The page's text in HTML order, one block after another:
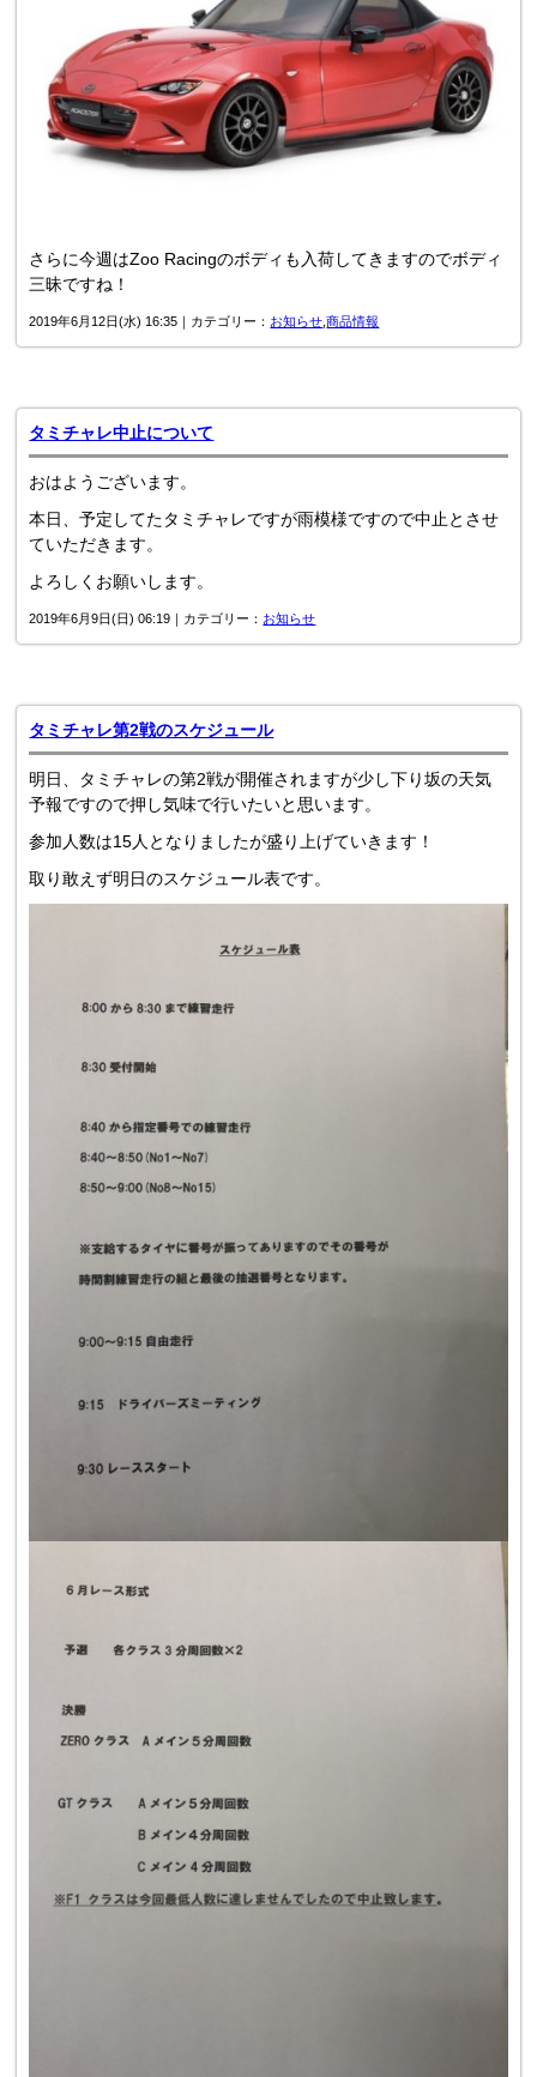
さらに今週はZoo Racingのボディも入荷してきますのでボディ
三昧ですね！
2019年6月12日(水) 16:35｜カテゴリー： お知らせ ,商品情報
タミチャレ中止について
おはようございます。
本日、予定してたタミチャレですが雨模様ですので中止とさせ
ていただきます。
よろしくお願いします。
2019年6月9日(日) 06:19｜カテゴリー： お知らせ
タミチャレ第2戦のスケジュール
明日、タミチャレの第2戦が開催されますが少し下り坂の天気
予報ですので押し気味で行いたいと思います。
参加人数は15人となりましたが盛り上げていきます！
取り敢えず明日のスケジュール表です。